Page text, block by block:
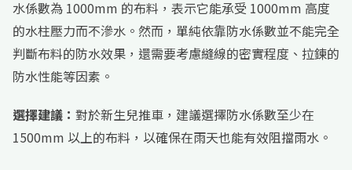
水係數為 1000mm 的布料，表示它能承受 1000mm 高度
的水柱壓力而不滲水。然而，單純依靠防水係數並不能完全
判斷布料的防水效果，還需要考慮縫線的密實程度、拉鍊的
防水性能等因素。
選擇建議： 對於新生兒推車，建議選擇防水係數至少在
1500mm 以上的布料，以確保在雨天也能有效阻擋雨水。